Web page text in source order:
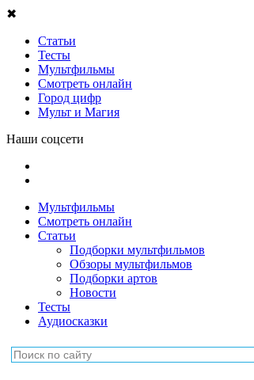
✖
Статьи
Тесты
Мультфильмы
Смотреть онлайн
Город цифр
Мульт и Магия
Наши соцсети
Мультфильмы
Смотреть онлайн
Статьи
Подборки мультфильмов
Обзоры мультфильмов
Подборки артов
Новости
Тесты
Аудиосказки